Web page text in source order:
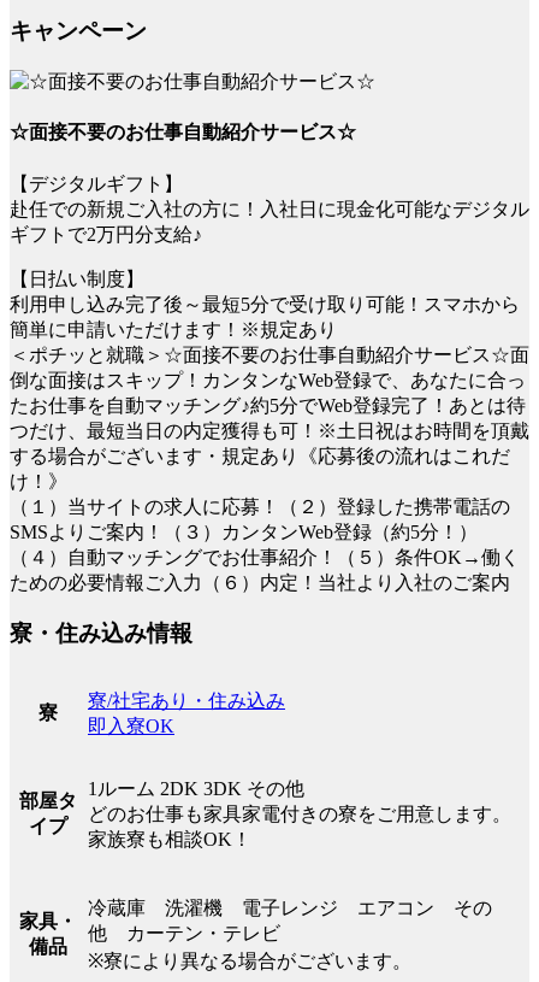
キャンペーン
☆面接不要のお仕事自動紹介サービス☆
【デジタルギフト】
赴任での新規ご入社の方に！入社日に現金化可能なデジタル
ギフトで2万円分支給♪
【日払い制度】
利用申し込み完了後～最短5分で受け取り可能！スマホから
簡単に申請いただけます！※規定あり
＜ポチッと就職＞☆面接不要のお仕事自動紹介サービス☆面
倒な面接はスキップ！カンタンなWeb登録で、あなたに合っ
たお仕事を自動マッチング♪約5分でWeb登録完了！あとは待
つだけ、最短当日の内定獲得も可！※土日祝はお時間を頂戴
する場合がございます・規定あり《応募後の流れはこれだ
け！》
（１）当サイトの求人に応募！（２）登録した携帯電話の
SMSよりご案内！（３）カンタンWeb登録（約5分！）
（４）自動マッチングでお仕事紹介！（５）条件OK→働く
ための必要情報ご入力（６）内定！当社より入社のご案内
寮・住み込み情報
寮
寮/社宅あり・住み込み
即入寮OK
部屋タ
イプ
1ルーム 2DK 3DK その他
どのお仕事も家具家電付きの寮をご用意します。
家族寮も相談OK！
家具・
備品
冷蔵庫 洗濯機 電子レンジ エアコン その
他 カーテン・テレビ
※寮により異なる場合がございます。